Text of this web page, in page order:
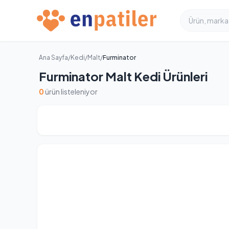
Ana Sayfa/Kedi/Malt/Furminator
Furminator Malt Kedi Ürünleri
0 ürün listeleniyor